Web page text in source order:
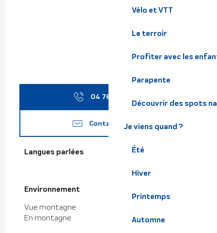
Vélo et VTT
Le terroir
Profiter avec les
Parapente
Découvrir des spots
Je viens quand ?
Été
Hiver
Printemps
Automne
04 76 08 33
Contactez-nous
Langues parlées
Langues parlées
Environnement
Environnement
Vue montagne
En montagne